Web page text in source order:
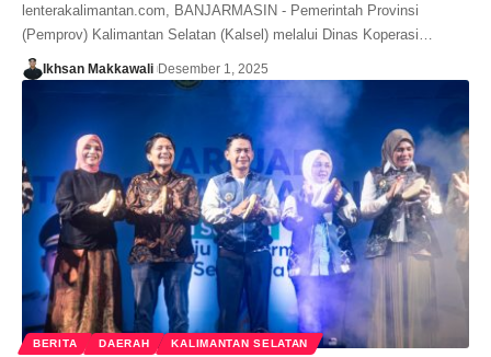
lenterakalimantan.com, BANJARMASIN - Pemerintah Provinsi
(Pemprov) Kalimantan Selatan (Kalsel) melalui Dinas Koperasi…
Ikhsan Makkawali Desember 1, 2025
BERITA DAERAH KALIMANTAN SELATAN